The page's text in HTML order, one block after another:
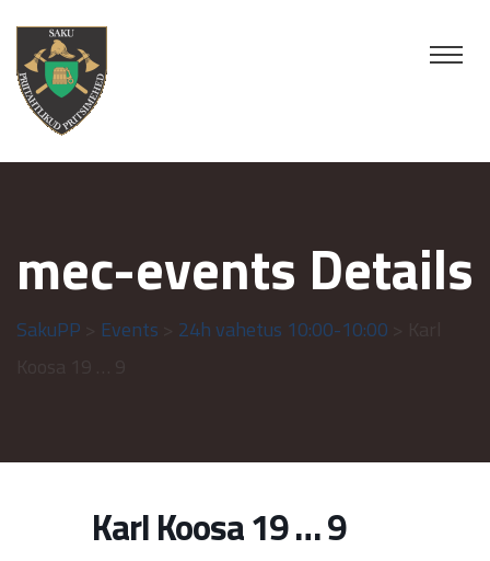
mec-events Details
SakuPP Events 24h vahetus 10:00-10:00
Karl Koosa 19 … 9